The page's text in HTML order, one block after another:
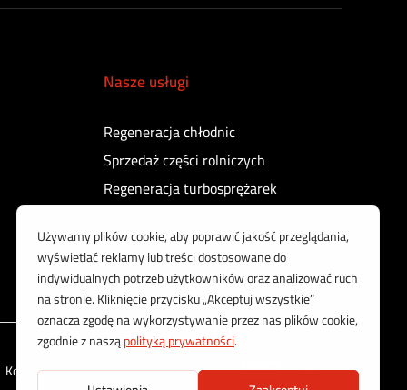
Nasze usługi
Regeneracja chłodnic
Sprzedaż części rolniczych
Regeneracja turbosprężarek
Kontrola i regeneracja wtryskiwaczy
Korzystamy z bezpiecznych płatności